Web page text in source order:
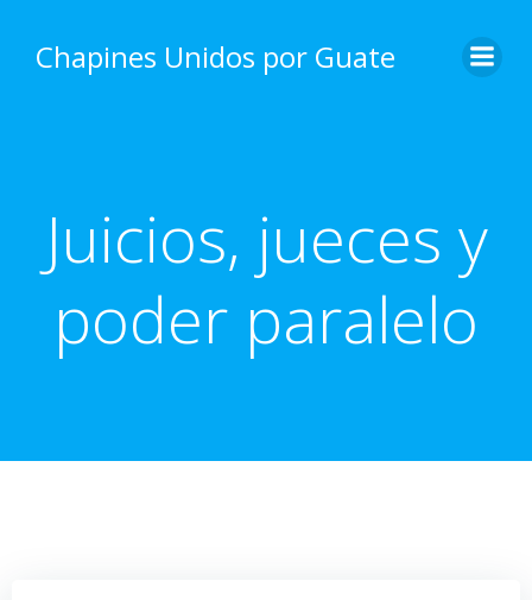
content
Chapines Unidos por Guate
Juicios, jueces y
poder paralelo